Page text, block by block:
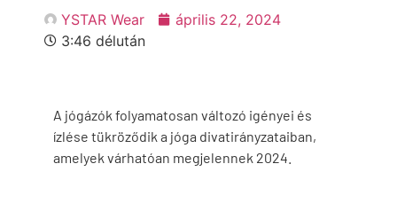
YSTAR Wear
április 22, 2024
3:46 délután
A jógázók folyamatosan változó igényei és
ízlése tükröződik a jóga divatirányzataiban,
amelyek várhatóan megjelennek 2024.